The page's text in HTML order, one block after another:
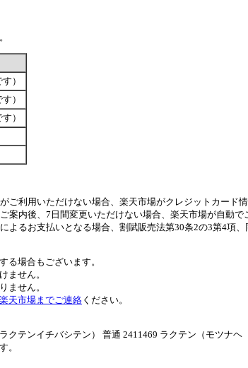
）
）
）
ご利用いただけない場合、楽天市場がクレジットカード
案内後、7日間変更いただけない場合、楽天市場が自動で
よるお支払いとなる場合、割賦販売法第30条2の3第4項
る場合もございます。
ません。
ません。
楽天市場までご連絡 ください。
クテンイチバシテン） 普通 2411469 ラクテン（モツナヘ
。